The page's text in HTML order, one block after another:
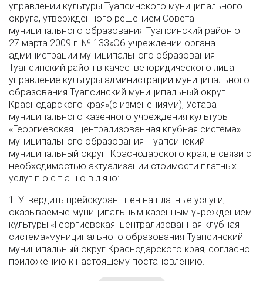
управлении культуры Туапсинского муниципального
округа, утвержденного решением Совета
муниципального образования Туапсинский район от
27 марта 2009 г. № 133«Об учреждении органа
администрации муниципального образования
Туапсинский район в качестве юридического лица –
управление культуры администрации муниципального
образования Туапсинский муниципальный округ
Краснодарского края»(с изменениями), Устава
муниципального казенного учреждения культуры
«Георгиевская централизованная клубная система»
муниципального образования Туапсинский
муниципальный округ Краснодарского края, в связи с
необходимостью актуализации стоимости платных
услуг п о с т а н о в л я ю:
1. Утвердить прейскурант цен на платные услуги,
оказываемые муниципальным казенным учреждением
культуры «Георгиевская централизованная клубная
система»муниципального образования Туапсинский
муниципальный округ Краснодарского края, согласно
приложению к настоящему постановлению.